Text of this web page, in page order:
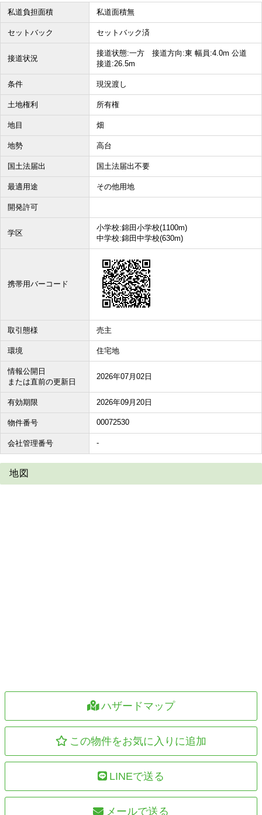
私道負担面積 私道面積無
セットバック セットバック済
接道状況
接道状態:一方 接道方向:東 幅員:4.0m 公道
接道:26.5m
条件 現況渡し
土地権利 所有権
地目 畑
地勢 高台
国土法届出 国土法届出不要
最適用途 その他用地
開発許可
学区
小学校:錦田小学校(1100m)
中学校:錦田中学校(630m)
携帯用バーコード
取引態様 売主
環境 住宅地
情報公開日
または直前の更新日
2026年07月02日
有効期限 2026年09月20日
物件番号 00072530
会社管理番号 -
地図
ハザードマップ
この物件をお気に入りに追加
LINEで送る
メールで送る